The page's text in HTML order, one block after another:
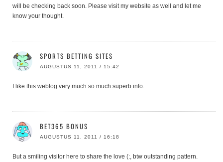
will be checking back soon. Please visit my website as well and let me
know your thought.
SPORTS BETTING SITES
AUGUSTUS 11, 2011 / 15:42
I like this weblog very much so much superb info.
BET365 BONUS
AUGUSTUS 11, 2011 / 16:18
But a smiling visitor here to share the love (:, btw outstanding pattern.